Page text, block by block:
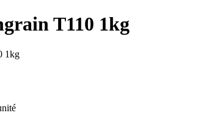
T110 1kg